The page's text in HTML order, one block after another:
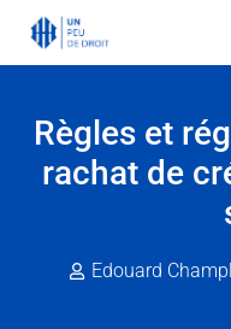
Règles et
rachat de
Edouard